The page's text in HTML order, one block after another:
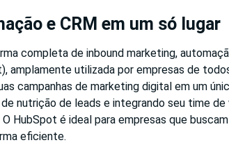
e CRM em um só lugar
completa de inbound marketing,
amplamente utilizada por empresas de
campanhas de marketing digital em um
nutrição de leads e integrando seu time
HubSpot é ideal para empresas que
eficiente.